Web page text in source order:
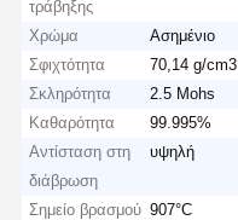
τράβηξης
Χρώμα
Ασημένιο
Σφιχτότητα
70,14 g/cm3
Σκληρότητα
2.5 Mohs
Καθαρότητα
99.995%
Αντίσταση στη
διάβρωση
υψηλή
Σημείο βρασμού 907°C